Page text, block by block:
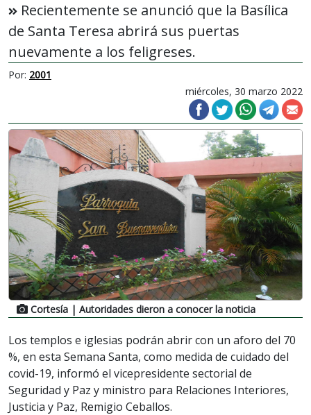
Recientemente se anunció que la Basílica
de Santa Teresa abrirá sus puertas
nuevamente a los feligreses.
Por: 2001
miércoles, 30 marzo 2022
Cortesía | Autoridades dieron a conocer la noticia
Los templos e iglesias podrán abrir con un aforo del 70
%, en esta Semana Santa, como medida de cuidado del
covid-19, informó el vicepresidente sectorial de
Seguridad y Paz y ministro para Relaciones Interiores,
Justicia y Paz, Remigio Ceballos.